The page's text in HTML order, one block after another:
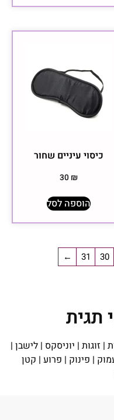
כיסוי עיניים שחור
30 ₪
הוספה לסל
30
31
←
תגית
| זוגות | יוניסקס | לישבן |
| פינוק | פרוע | קטן